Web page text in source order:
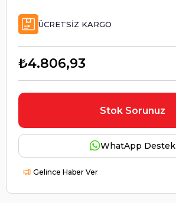
ÜCRETSIZ KARGO
₺4.806,93
Stok Sorunuz
WhatApp Destek
Gelince Haber Ver